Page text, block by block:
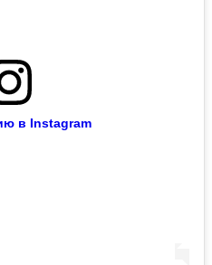
в Instagram